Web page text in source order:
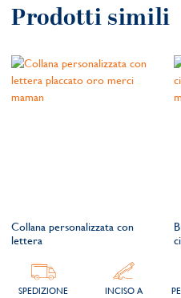
Prodotti simili
Collana personalizzata con
lettera
SPEDIZIONE
INCISO A